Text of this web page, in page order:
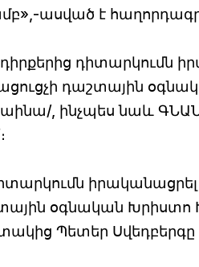
ասված է
դիտարկումն
դաշտային
, ինչպես նաև
օգնական Խրիստո
Պետեր Սվեդբերգը